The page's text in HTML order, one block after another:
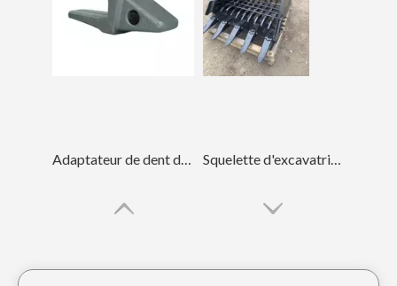
Adaptateur de dent de godet personnalisé pour machines de construction Komatsu PC100 20X-70-14151-25 Squelette d'excavatrice en fer pour bâtiment Sany235